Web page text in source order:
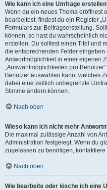
Wie kann ich eine Umfrage
Wenn du ein neues Thema eröffnest
bearbeitest, findest du ein Register
Formulars zur Beitragserstellung.
können, so hast du wahrscheinlich
erstellen. Du solltest einen Titel und
die entsprechenden Felder
Antwortmöglichkeit in einer eigenen
„Auswahlmöglichkeiten pro
Benutzer auswählen kann, welches
dabei eine zeitlich unbegrenzte
Stimme ändern können.
Nach oben
Wieso kann ich nicht mehr
Die maximal zulässige Anzahl von
Administration festgelegt. Wenn du
zugelassen zu benötigen, kontaktiere
Nach oben
Wie bearbeite oder lösche ich eine